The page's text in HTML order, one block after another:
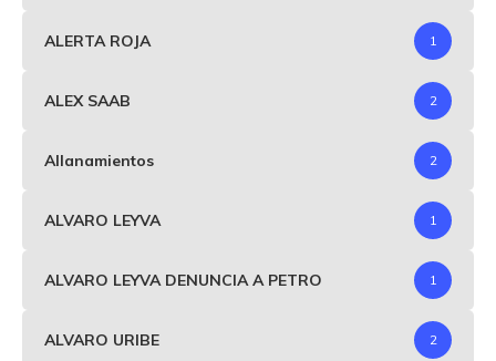
ALERTA ROJA 1
ALEX SAAB 2
Allanamientos 2
ALVARO LEYVA 1
ALVARO LEYVA DENUNCIA A PETRO 1
ALVARO URIBE 2